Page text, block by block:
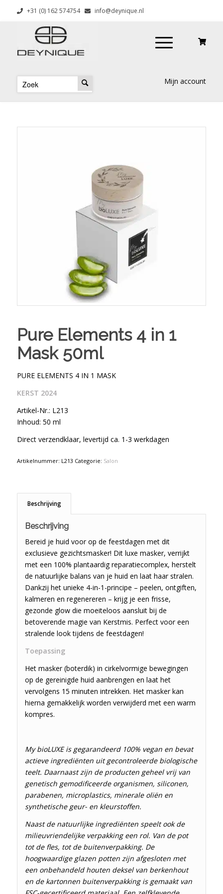
+31 (0) 162 574754 info@deynique.nl
Mijn account
Pure Elements 4 in 1
Mask 50ml
PURE ELEMENTS 4 IN 1 MASK
KERST 2024
Artikel-Nr.: L213
Inhoud: 50 ml
Direct verzendklaar, levertijd ca. 1-3 werkdagen
Artikelnummer: L213 Categorie: Salon
Beschrijving
Beschrijving
Bereid je huid voor op de feestdagen met dit
exclusieve gezichtsmasker! Dit luxe masker, verrijkt
met een 100% plantaardig reparatiecomplex, herstelt
de natuurlijke balans van je huid en laat haar stralen.
Dankzij het unieke 4-in-1-principe – peelen, ontgiften,
kalmeren en regenereren – krijg je een frisse,
gezonde glow die moeiteloos aansluit bij de
betoverende magie van Kerstmis. Perfect voor een
stralende look tijdens de feestdagen!
Toepassing
Het masker (boterdik) in cirkelvormige bewegingen
op de gereinigde huid aanbrengen en laat het
vervolgens 15 minuten intrekken. Het masker kan
hierna gemakkelijk worden verwijderd met een warm
kompres.
My bioLUXE is gegarandeerd 100% vegan en bevat
actieve ingrediënten uit gecontroleerde biologische
teelt. Daarnaast zijn de producten geheel vrij van
genetisch gemodificeerde organismen, siliconen,
parabenen, microplastics, minerale oliën en
synthetische geur- en kleurstoffen.
Naast de natuurlijke ingrediënten speelt ook de
milieuvriendelijke verpakking een rol. Van de pot
tot de fles, tot de buitenverpakking. De
hoogwaardige glazen potten zijn afgesloten met
een onbehandeld houten deksel van berkenhout
en de kartonnen buitenverpakking is gemaakt van